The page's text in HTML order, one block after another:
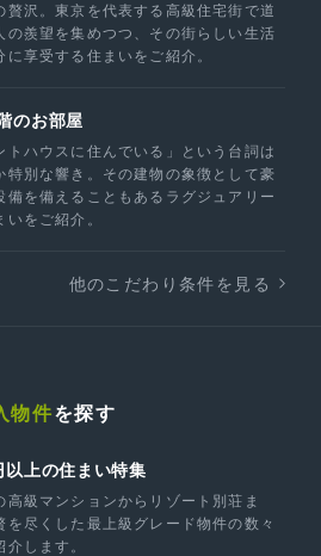
贅沢。東京を代表する高級住宅街で道
の羨望を集めつつ、その街らしい生活
に享受する住まいをご紹介。
のお部屋
トハウスに住んでいる」という台詞は
特別な響き。その建物の象徴として豪
備を備えることもあるラグジュアリー
いをご紹介。
他のこだわり条件を見る
物件を探す
以上の住まい特集
高級マンションからリゾート別荘ま
を尽くした最上級グレード物件の数々
介します。